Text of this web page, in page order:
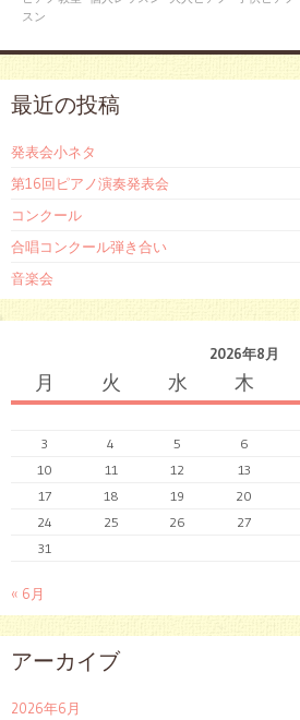
スン
最近の投稿
発表会小ネタ
第16回ピアノ演奏発表会
コンクール
合唱コンクール弾き合い
音楽会
2026年8月
月 火 水 木
3
4 5 6
10
11 12 13
17
18 19 20
24
25 26 27
31
« 6月
アーカイブ
2026年6月